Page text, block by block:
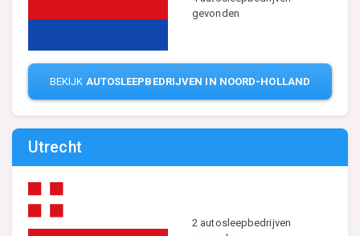
gevonden
BEKIJK AUTOSLEEPBEDRIJVEN IN NOORD-HOLLAND
Utrecht
2 autosleepbedrijven